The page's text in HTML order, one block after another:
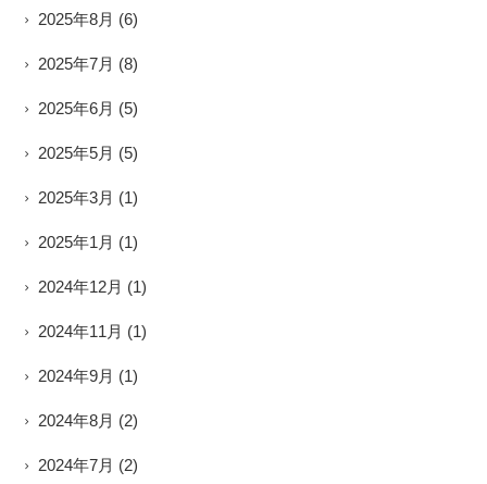
2025年8月 (6)
2025年7月 (8)
2025年6月 (5)
2025年5月 (5)
2025年3月 (1)
2025年1月 (1)
2024年12月 (1)
2024年11月 (1)
2024年9月 (1)
2024年8月 (2)
2024年7月 (2)